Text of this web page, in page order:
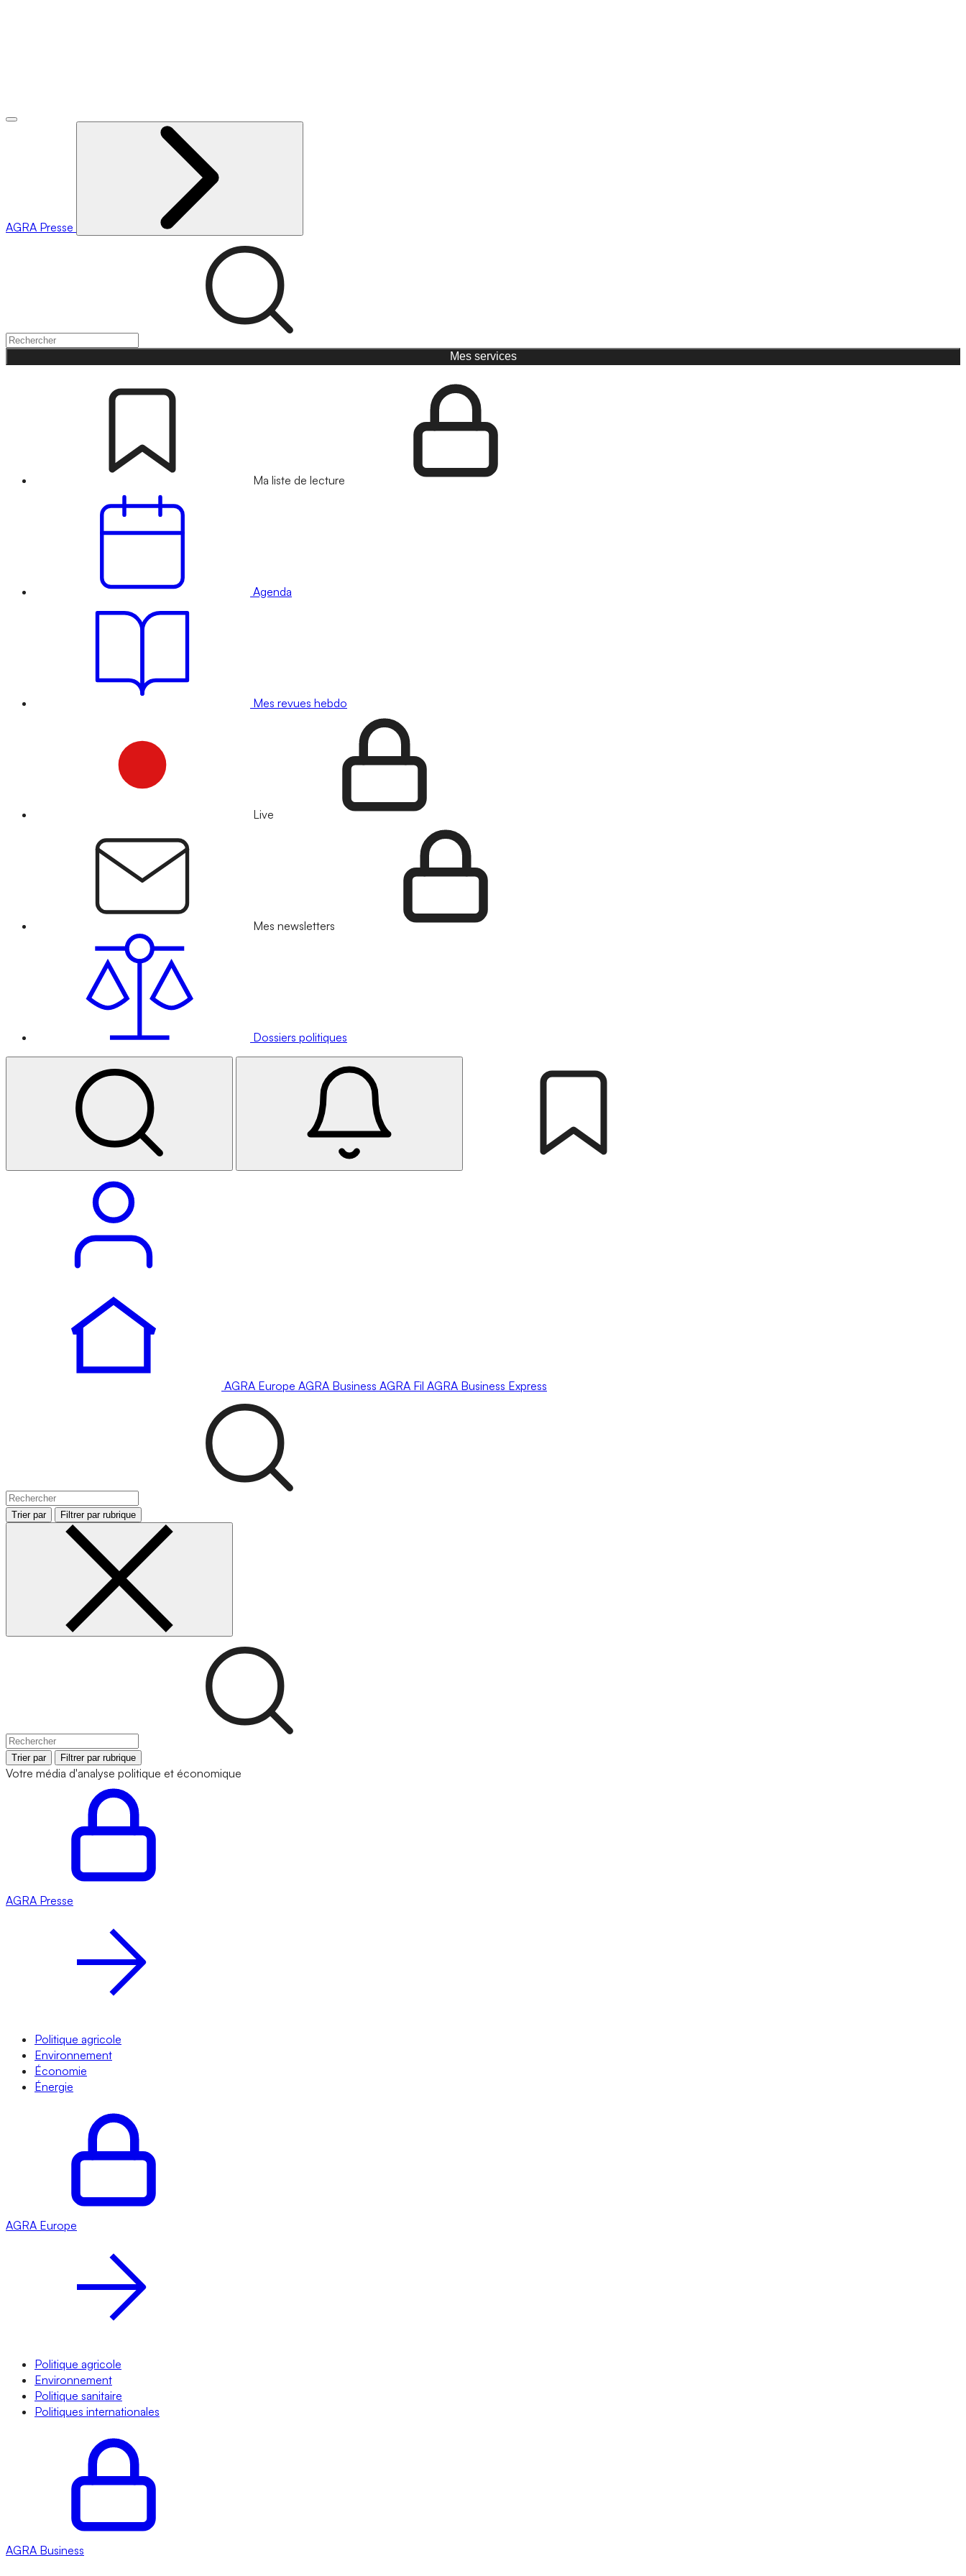
AGRA Presse
Mes services
Ma liste de lecture
Agenda
Mes revues hebdo
Live
Mes newsletters
Dossiers politiques
AGRA Europe AGRA Business AGRA Fil AGRA Business Express
Trier par Filtrer par rubrique
Trier par Filtrer par rubrique
Votre média d'analyse politique et économique
AGRA Presse
Politique agricole
Environnement
Économie
Énergie
AGRA Europe
Politique agricole
Environnement
Politique sanitaire
Politiques internationales
AGRA Business